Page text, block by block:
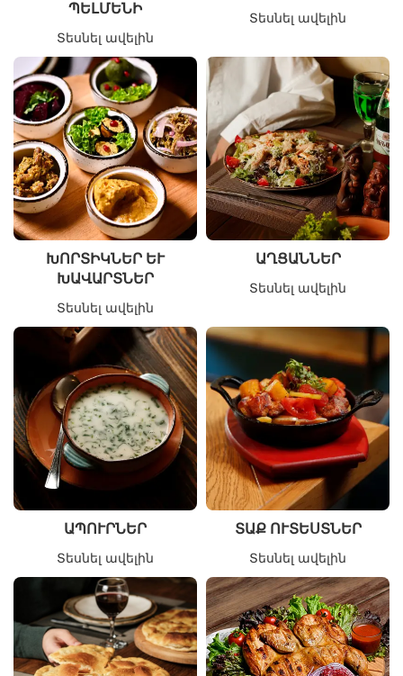
ԵԼՄԵՆԻ
Տեսնել ավելին
Տեսնել ավելին
ԽՈՐՏԻԿՆԵՐ ԵՒ Խ
ԱՎԱՐՏՆԵՐ
Տեսնել ավելին
ԱՂՑԱՆՆԵՐ
Տեսնել ավելին
ԱՊՈՒՐՆԵՐ
Տեսնել ավելին
ՏԱՔ ՈՒՏԵՍՏՆԵՐ
Տեսնել ավելին